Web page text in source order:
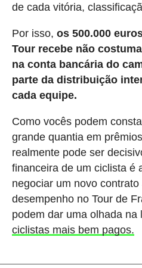
de cada vitória,
Por isso, os 500.000
Tour recebe não
na conta bancária do
parte da distribuição
cada equipe.
Como vocês podem
grande quantia em
realmente pode ser
financeira de um ciclista é
negociar um novo
desempenho no Tour de
podem dar uma olhada na l
ciclistas mais bem pagos.